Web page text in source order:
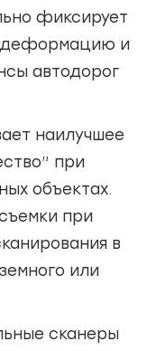
фиксирует
деформацию и
автодорог
наилучшее
при
объектах.
при
в
или
сканеры